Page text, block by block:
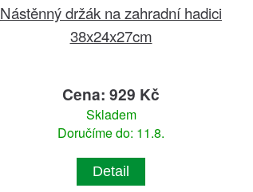
Nástěnný držák na zahradní hadici
38x24x27cm
Cena: 929 Kč
Skladem
Doručíme do: 11.8.
Detail